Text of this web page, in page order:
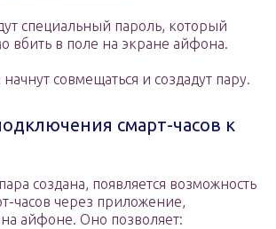
специальный пароль, который
вбить в поле на экране айфона.
начнут совмещаться и создадут пару.
смарт-часов к
создана, появляется возможность
часов через приложение,
айфоне. Оно позволяет: